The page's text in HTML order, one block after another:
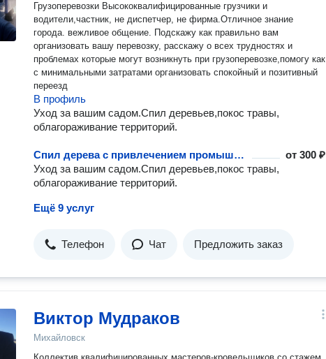
Грузоперевозки Высококвалифицированные грузчики и
водители,частник, нe диспетчep, не фирма.Отличнoe знaниe
гopода. вeжливое общение. Подскажу как правильно вам
организовать вашу перевозку, расскажу о всех трудностях и
проблемах которые могут возникнуть при грузоперевозке,помогу как
с минимальными затратами организовать спокойный и позитивный
переезд
В профиль
Уход за вашим садом.Спил деревьев,покос травы,
облагораживание территорий.
Спил дерева с привлечением промышленного альпиниста от300 ₽
Уход за вашим садом.Спил деревьев,покос травы,
облагораживание территорий.
Ещё 9 услуг
Телефон Чат Предложить заказ
Виктор Мудраков
Михайловск